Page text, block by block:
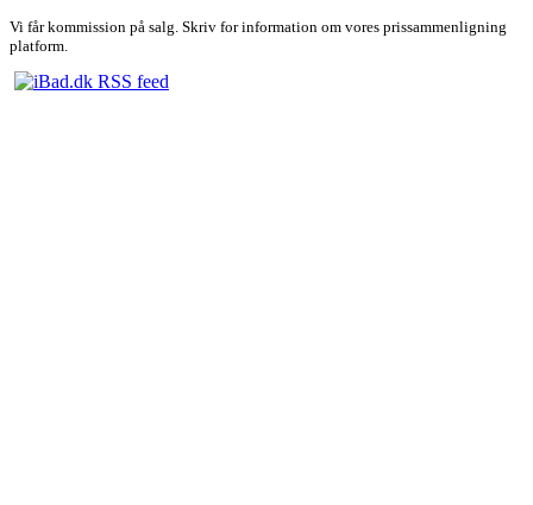
Vi får kommission på salg. Skriv for information om vores prissammenligning
platform.